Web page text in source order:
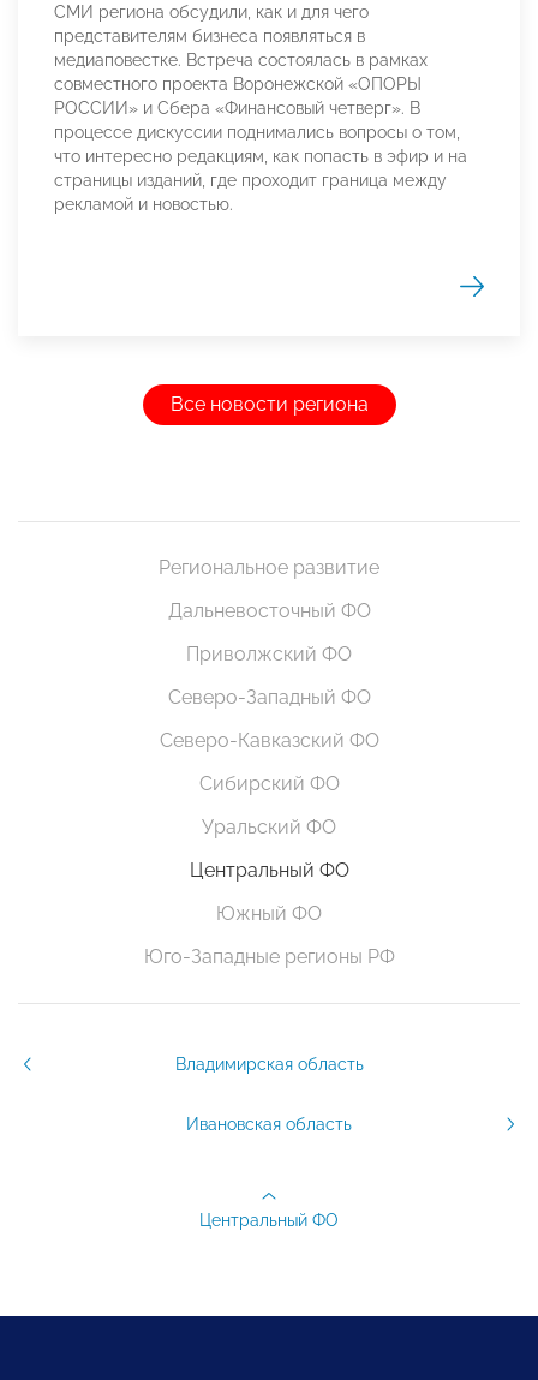
СМИ региона обсудили, как и для чего
представителям бизнеса появляться в
медиаповестке. Встреча состоялась в рамках
совместного проекта Воронежской «ОПОРЫ
РОССИИ» и Сбера «Финансовый четверг». В
процессе дискуссии поднимались вопросы о том,
что интересно редакциям, как попасть в эфир и на
страницы изданий, где проходит граница между
рекламой и новостью.
Все новости региона
Региональное развитие
Дальневосточный ФО
Приволжский ФО
Северо-Западный ФО
Северо-Кавказский ФО
Сибирский ФО
Уральский ФО
Центральный ФО
Южный ФО
Юго-Западные регионы РФ
Владимирская область
Ивановская область
Центральный ФО